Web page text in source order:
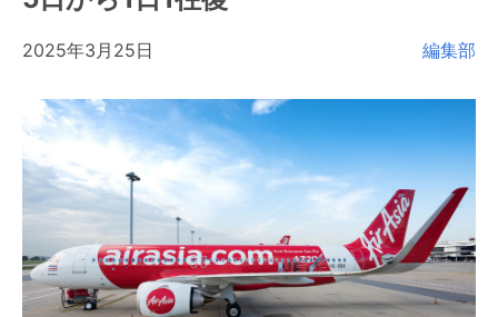
2025年3月25日 編集部